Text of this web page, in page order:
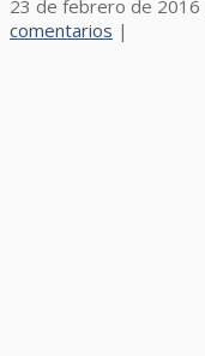
23 de febrero de 2016
comentarios |